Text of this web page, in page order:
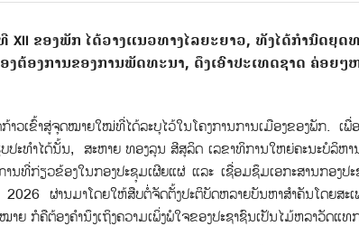
XII ຂອງພັກ ໄດ້ວາງແນວທາງໄລຍະຍາວ, ທັງໄດ້ກໍານົດຍຸດ
ງຕ້ອງການຂອງການພັດທະນາ, ດຶງເອົາປະເທດຊາດ ຄ່ອຍ
ຈຸດໝາຍໃໝ່ທ່ີໄດ້ລະບຸໄວ້ໃນໂຄງການການເມືອງຂອງພັກ. ເພື່ອ
ບປະທໍາໄດ້ນ້ັນ, ສະຫາຍ ທອງລຸນ ສີສຸລິດ ເລຂາທິການໃຫຍ່ຄະນະບໍລິຫາ
ທ່ີກ່ຽວຂ້ອງໃນກອງປະຊຸມເຜີຍແຜ່ ແລະ ເຊື່ອມຊຶມເອກະສານກອງ
ຜ່ານມາໂດຍໃຫ້ສືບຕໍ່ຈັດຕັ້ງປະຕິບັດຫລາຍບັນຫາສຳຄັນໂດຍສະເພ
າຍ ກໍຄືຕ້ອງຄໍານຶງເຖິງຄວາມເພິ່ງພໍໃຈຂອງປະຊາຊົນເປັນໄມ້ຫລາວັດແທ